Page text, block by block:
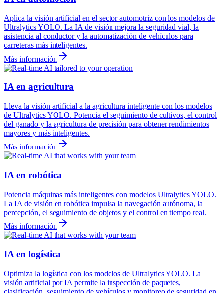
Aplica la visión artificial en el sector automotriz con los modelos de
Ultralytics YOLO. La IA de visión mejora la seguridad vial, la
asistencia al conductor y la automatización de vehículos para
carreteras más inteligentes.
Más información
IA en agricultura
Lleva la visión artificial a la agricultura inteligente con los modelos
de Ultralytics YOLO. Potencia el seguimiento de cultivos, el control
del ganado y la agricultura de precisión para obtener rendimientos
mayores y más inteligentes.
Más información
IA en robótica
Potencia máquinas más inteligentes con modelos Ultralytics YOLO.
La IA de visión en robótica impulsa la navegación autónoma, la
percepción, el seguimiento de objetos y el control en tiempo real.
Más información
IA en logística
Optimiza la logística con los modelos de Ultralytics YOLO. La
visión artificial por IA permite la inspección de paquetes,
clasificación, seguimiento de vehículos y monitoreo de seguridad en